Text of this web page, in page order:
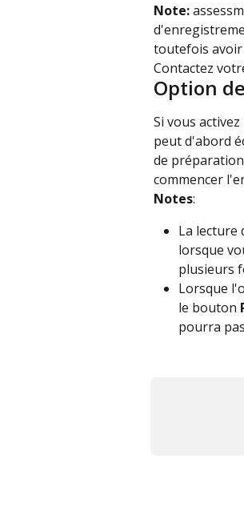
Note:
toutefois avoir
Contactez
Option
Si vous
peut d'abord
de
commencer
Notes:
La lecture
lorsque
plusieurs
Lorsque
le bouton
pourra